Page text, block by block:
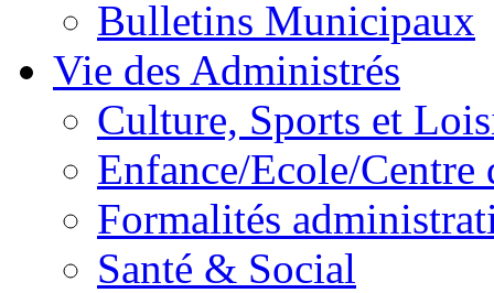
Bulletins Municipaux
Vie des Administrés
Culture, Sports et
Enfance/Ecole/Centre
Formalités
Santé & Social